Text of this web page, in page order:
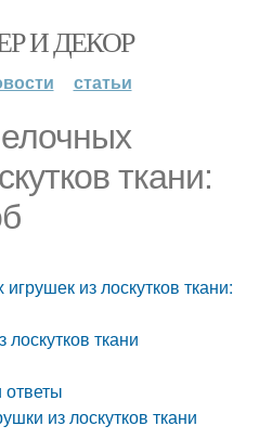
И ДЕКОР
статьи
ткани:
из лоскутков ткани:
ткани
из лоскутков ткани